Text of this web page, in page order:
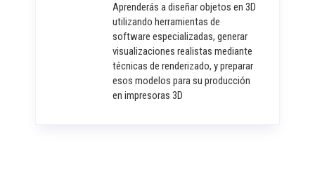
Aprenderás a diseñar objetos en 3D
utilizando herramientas de
software especializadas, generar
visualizaciones realistas mediante
técnicas de renderizado, y preparar
esos modelos para su producción
en impresoras 3D